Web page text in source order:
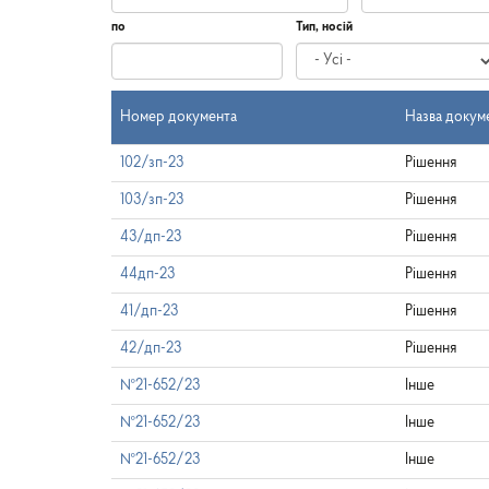
по
Дата
по
Тип, носій
Номер документа Назва
102/зп-23 Рішення
103/зп-23 Рішення
43/дп-23 Рішення
44дп-23 Рішення
41/дп-23 Рішення
42/дп-23 Рішення
№21-652/23 Інше
№21-652/23 Інше
№21-652/23 Інше